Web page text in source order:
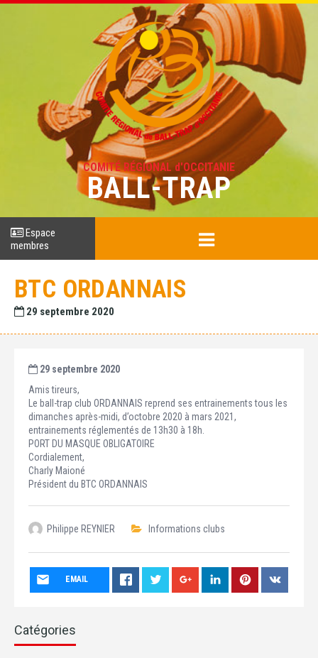
COMITÉ RÉGIONAL d'OCCITANIE
BALL-TRAP
Espace
membres
BTC ORDANNAIS
29 septembre 2020
29 septembre 2020
Amis tireurs,
Le ball-trap club ORDANNAIS reprend ses entrainements tous les
dimanches après-midi, d’octobre 2020 à mars 2021,
entrainements réglementés de 13h30 à 18h.
PORT DU MASQUE OBLIGATOIRE
Cordialement,
Charly Maioné
Président du BTC ORDANNAIS
Philippe REYNIER Informations clubs
EMAIL
Catégories